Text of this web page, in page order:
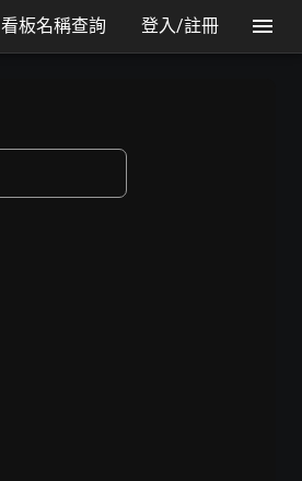
看板名稱查詢 登入/註冊